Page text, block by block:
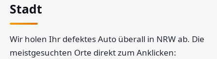
Stadt
Wir holen Ihr defektes Auto überall in NRW ab. Die
meistgesuchten Orte direkt zum Anklicken: